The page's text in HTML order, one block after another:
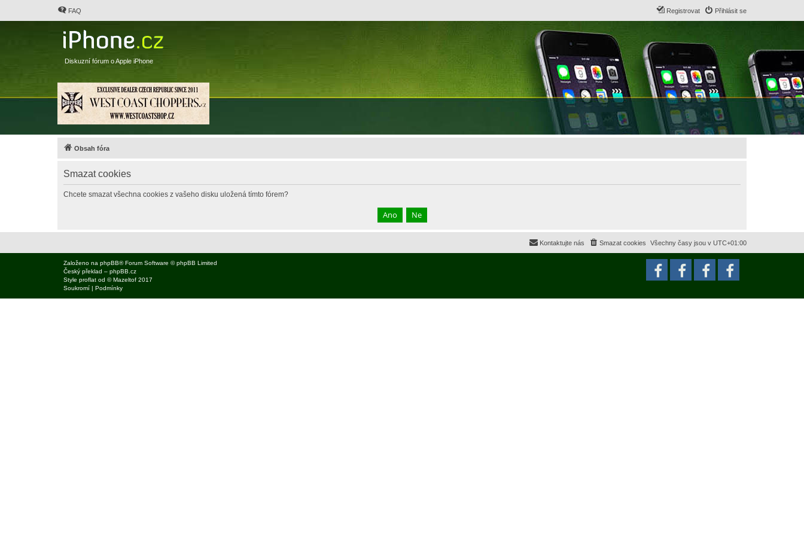
FAQ Přihlásit se
Registrovat
Diskuzní fórum o Apple iPhone
Obsah fóra
Smazat cookies
Chcete smazat všechna cookies z vašeho disku uložená tímto fórem?
Všechny časy jsou v UTC+01:00
Smazat cookies
Kontaktujte nás
Založeno na phpBB® Forum Software © phpBB Limited
Český překlad – phpBB.cz
Style proflat od ©Mazeltof 2017
Soukromí | Podmínky